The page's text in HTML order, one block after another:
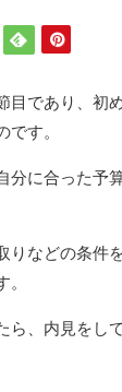
目であり、初
す。
分に合った予
りなどの条件
ら、内見をし